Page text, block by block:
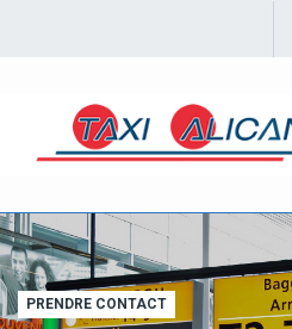
PRENDRE CONTACT